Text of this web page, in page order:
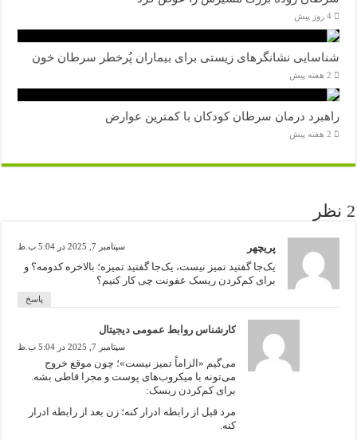
4 روز پیش
شناسایی نشانگرهای زیستی برای بیماران پُرخطر سرطان خون
2 هفته پیش
راهبرد درمان سرطان کودکان با کمترین عوارض
2 هفته پیش
2 نظر
پریچهر سپتامبر 7, 2025 در 5:04 ب.ظ
یک‌جا گفتید تمیز نیست، یک‌جا گفتید تمیزه؛ بالاخره کدومه؟ و
برای کم‌کردن ریسک عفونت چی کار کنیم؟
پاسخ
کارشناس روابط عمومی دیجیتال
سپتامبر 7, 2025 در 5:04 ب.ظ
می‌گیم «الزاماً تمیز نیست»؛ چون موقع خروج
می‌تونه با میکروب‌های پوست و مجرا قاطی بشه.
برای کم‌کردن ریسک:
مرد قبل از رابطه ادرار کنه؛ زن بعد از رابطه ادرار
کنه.